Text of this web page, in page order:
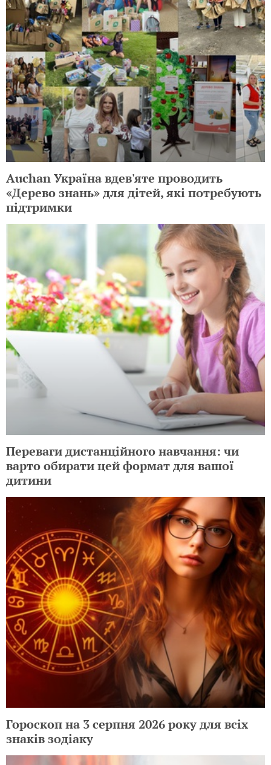
Auchan Україна вдев'яте проводить
«Дерево знань» для дітей, які потребують
підтримки
Переваги дистанційного навчання: чи
варто обирати цей формат для вашої
дитини
Гороскоп на 3 серпня 2026 року для всіх
знаків зодіаку